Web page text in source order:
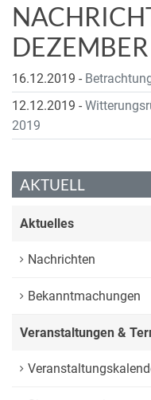
16.12.2019 -
12.12.2019 -
2019
AKTUELL
Aktuelles
Nachrichten
Bekanntmachungen
Veranstaltungen &